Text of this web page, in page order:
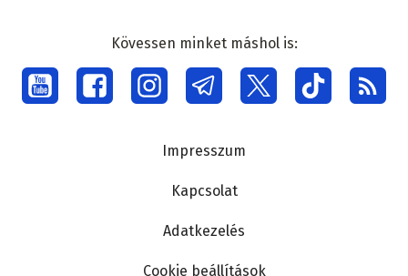
Social
menu
Kövessen minket máshol is:
Impresszum
Kapcsolat
Adatkezelés
Cookie beállítások